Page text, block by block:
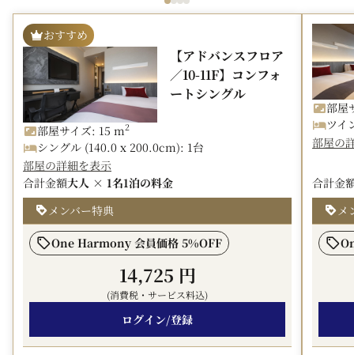
なるアパートメントホテルです。ご家族やグループ、多人
数でのご利用に最適なお部屋を多数ご用意しております。
当プランのご予約で、チェックアウトを1時間延長いたし
ます。
※【SAVER（セイバー）】とは、オークラニッコーホテル
ズ各ホテルがご用意している標準の宿泊プランです。
□プラン内容
・チェックアウト12時（通常11時）
【ホテルJALシティ羽田 東京の魅力】
・羽田空港～ホテル間の予約不要の無料シャトルバスが毎
日運行中！前後泊にも便利！
（運行は1時間あたり2～3本、所要7～20分）
・四季折々の素材を生かした、シェフオリジナル料理が楽
しめるレストラン併設
・全客室シモンズベッドで快適な滞在を！
・ビジネス利用に嬉しいズボンプレッサーを全客室に完備
おすすめ
【アドバンスフロア
／10-11F】コンフォ
ートシングル
部屋サイズ: 15 m2
シングル (140.0 x 200.0cm): 1台
部屋の詳細を表示
合計金額大人 × 1名1泊の料金
メンバー特典
One Harmony 会員価格 5%OFF
14,725 円
(消費税・サービス料込)
ログイン/登録
部屋
ツイ
部屋の
合計金
メ